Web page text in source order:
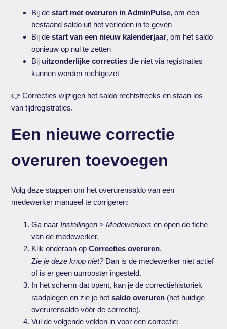
Bij destart met overuren in AdminPulse, om een
bestaand saldo uit het verleden in te geven
Bij destart van een nieuw kalenderjaar, om het saldo
opnieuw op nul te zetten
Bij uitzonderlijke correcties die niet via registraties
kunnen worden rechtgezet
👉 Correcties wijzigen het saldo rechtstreeks en staan los
van tijdregistraties.
Een nieuwe correctie
overuren toevoegen
Volg deze stappen om het overurensaldo van een
medewerker manueel te corrigeren:
Ga naarInstellingen > Medewerkers en open de fiche
van de medewerker.
Klik onderaan opCorrecties overuren.
Zie je deze knop niet?Dan is de medewerker niet actief
of is er geen uurrooster ingesteld.
In het scherm dat opent, kan je de correctiehistoriek
raadplegen en zie je hetsaldo overuren (het huidige
overurensaldo vóór de correctie).
Vul de volgende velden in voor een correctie: